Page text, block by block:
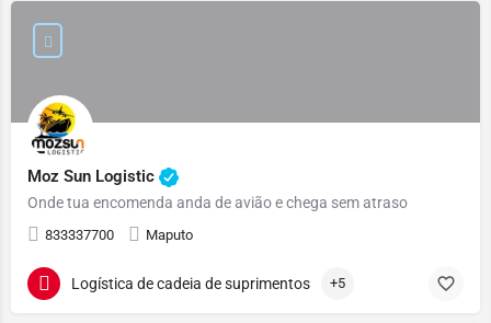
Moz Sun Logistic
Onde tua encomenda anda de avião e chega sem atraso
833337700 Maputo
Logística de cadeia de suprimentos +5